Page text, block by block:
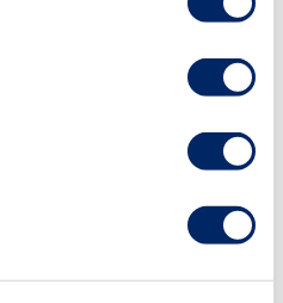
tapaaminen
Aasian-